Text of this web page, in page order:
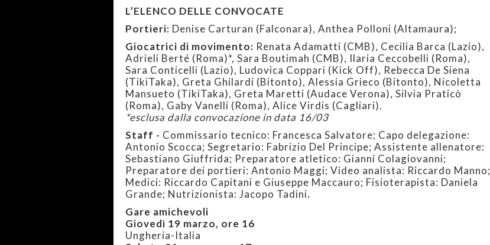
L’ELENCO DELLE CONVOCATE
Portieri: Denise Carturan (Falconara), Anthea Polloni (Altamaura);
Giocatrici di movimento: Renata Adamatti (CMB), Cecilia Barca (Lazio),
Adrieli Berté (Roma)*, Sara Boutimah (CMB), Ilaria Ceccobelli (Roma),
Sara Conticelli (Lazio), Ludovica Coppari (Kick Off), Rebecca De Siena
(TikiTaka), Greta Ghilardi (Bitonto), Alessia Grieco (Bitonto), Nicoletta
Mansueto (TikiTaka), Greta Maretti (Audace Verona), Silvia Praticò
(Roma), Gaby Vanelli (Roma), Alice Virdis (Cagliari).
*esclusa dalla convocazione in data 16/03
Staff - Commissario tecnico: Francesca Salvatore; Capo delegazione:
Antonio Scocca; Segretario: Fabrizio Del Principe; Assistente allenatore:
Sebastiano Giuffrida; Preparatore atletico: Gianni Colagiovanni;
Preparatore dei portieri: Antonio Maggi; Video analista: Riccardo Manno;
Medici: Riccardo Capitani e Giuseppe Maccauro; Fisioterapista: Daniela
Grande; Nutrizionista: Jacopo Tadini.
Gare amichevoli
Giovedì 19 marzo, ore 16
Ungheria-Italia